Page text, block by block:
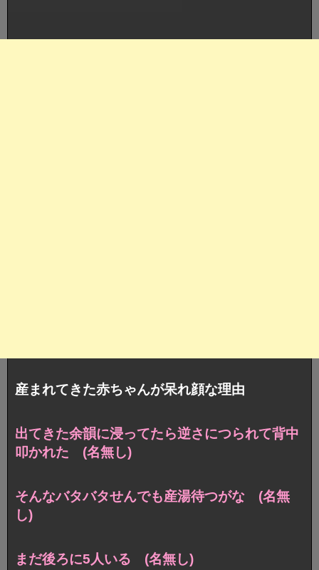
産まれてきた赤ちゃんが呆れ顔な理由
出てきた余韻に浸ってたら逆さにつられて背中
叩かれた (名無し)
そんなバタバタせんでも産湯待つがな (名無
し)
まだ後ろに5人いる (名無し)